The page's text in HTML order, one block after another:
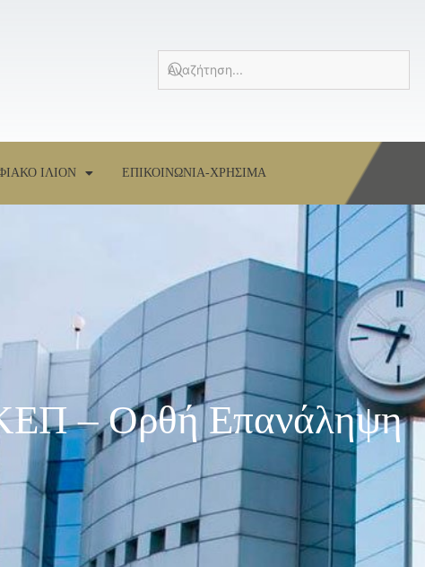
ΙΛΙΟΝ ΕΠΙΚΟΙΝΩΝΙΑ-ΧΡΗΣΙΜΑ
– Ορθή Επανάληψη